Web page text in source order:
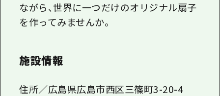
ながら、世界に一つだけのオリジナル扇子
を作ってみませんか。
施設情報
住所／広島県広島市西区三篠町3-20-4